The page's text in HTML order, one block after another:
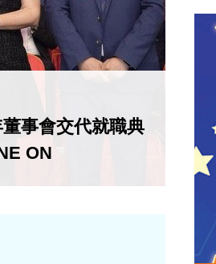
事會交代就職典
ON